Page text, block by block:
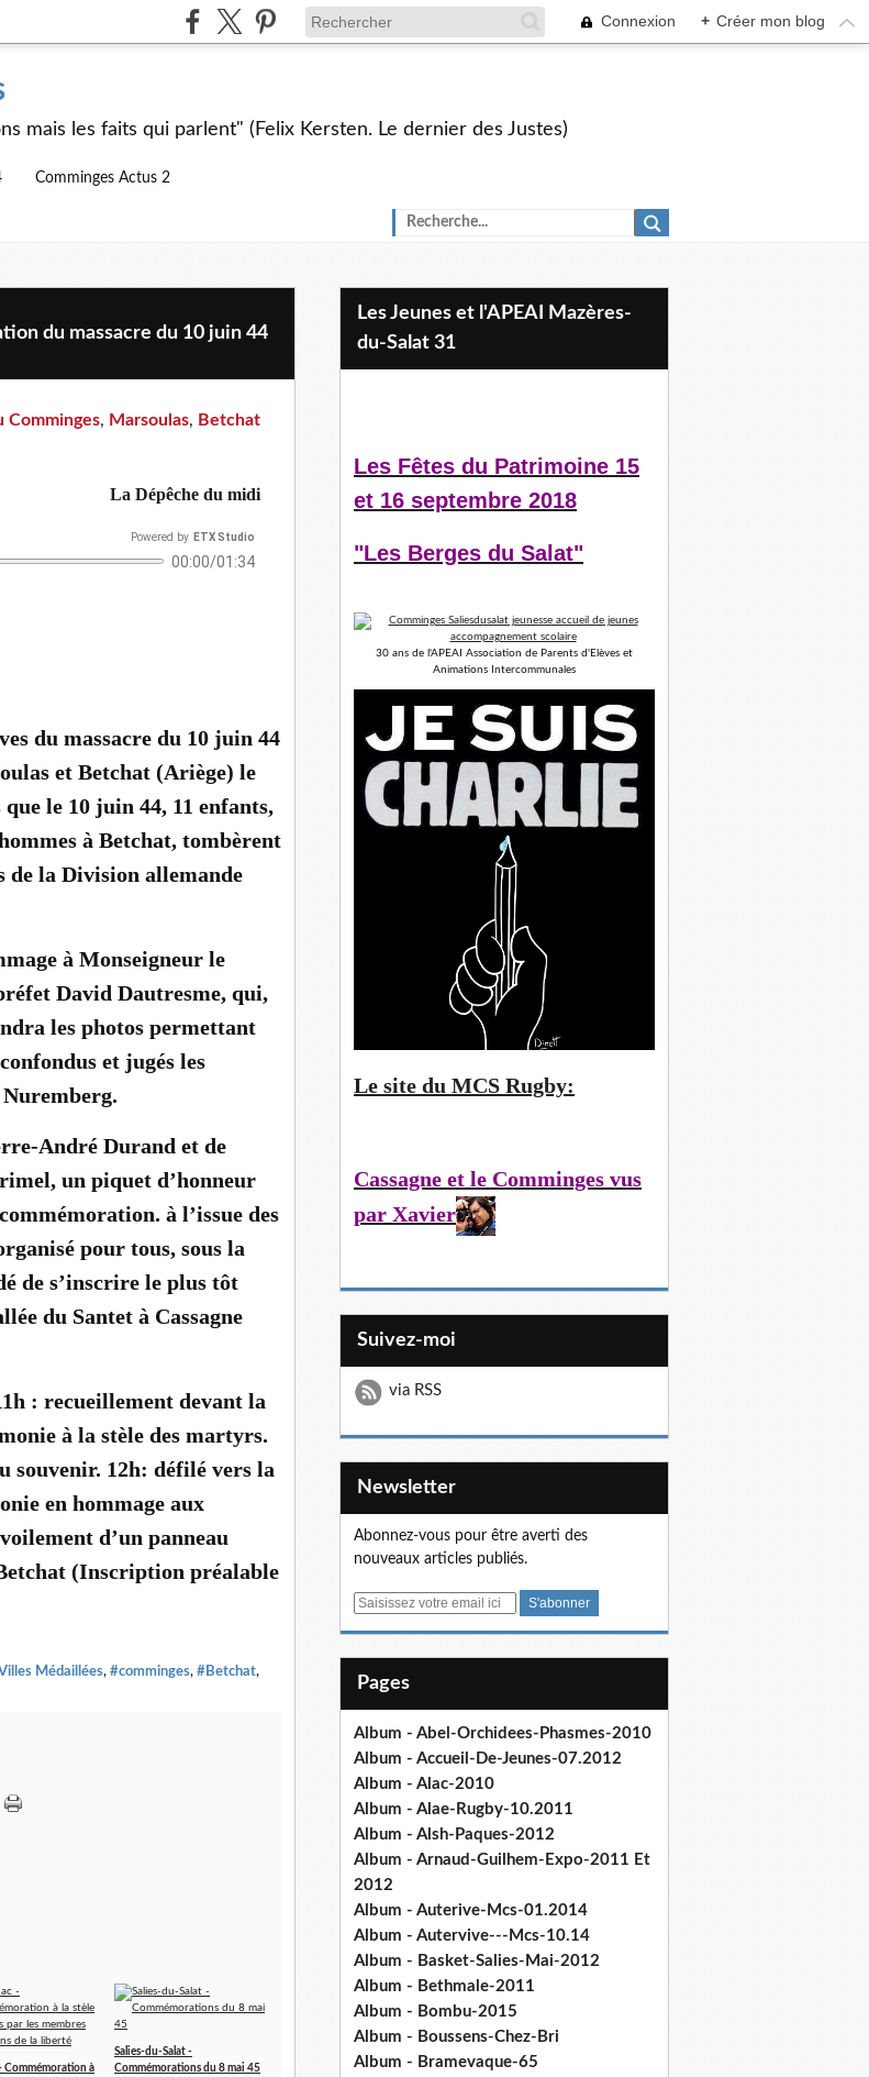
Connexion + Créer mon blog
mais les faits qui parlent" (Felix Kersten. Le dernier des Justes)
Comminges Actus 2
du massacre du 10 juin 44
Comminges, Marsoulas, Betchat
La Dépêche du midi
Powered by ETX Studio
00:00/01:34
du massacre du 10 juin 44
et Betchat (Ariège) le
le 10 juin 44, 11 enfants,
à Betchat, tombèrent
de la Division allemande
à Monseigneur le
David Dautresme, qui,
les photos permettant
et jugés les
André Durand et de
un piquet d’honneur
à l’issue des
pour tous, sous la
de s’inscrire le plus tôt
du Santet à Cassagne
: recueillement devant la
à la stèle des martyrs.
souvenir. 12h: défilé vers la
en hommage aux
d’un panneau
(Inscription préalable
Médaillées, #comminges, #Betchat,
Commémoration à
Salies-du-Salat -
Commémorations du 8 mai 45
Les Jeunes et l'APEAI Mazères-
du-Salat 31
Les Fêtes du Patrimoine 15
et 16 septembre 2018
"Les Berges du Salat"
30 ans de l'APEAI Association de Parents d'Elèves et
Animations Intercommunales
Le site du MCS Rugby:
Cassagne et le Comminges vus
par Xavier
Suivez-moi
via RSS
Newsletter
Abonnez-vous pour être averti des
nouveaux articles publiés.
E
Pages
Album - Abel-Orchidees-Phasmes-2010
Album - Accueil-De-Jeunes-07.2012
Album - Alac-2010
Album - Alae-Rugby-10.2011
Album - Alsh-Paques-2012
Album - Arnaud-Guilhem-Expo-2011 Et
2012
Album - Auterive-Mcs-01.2014
Album - Autervive---Mcs-10.14
Album - Basket-Salies-Mai-2012
Album - Bethmale-2011
Album - Bombu-2015
Album - Boussens-Chez-Bri
Album - Bramevaque-65